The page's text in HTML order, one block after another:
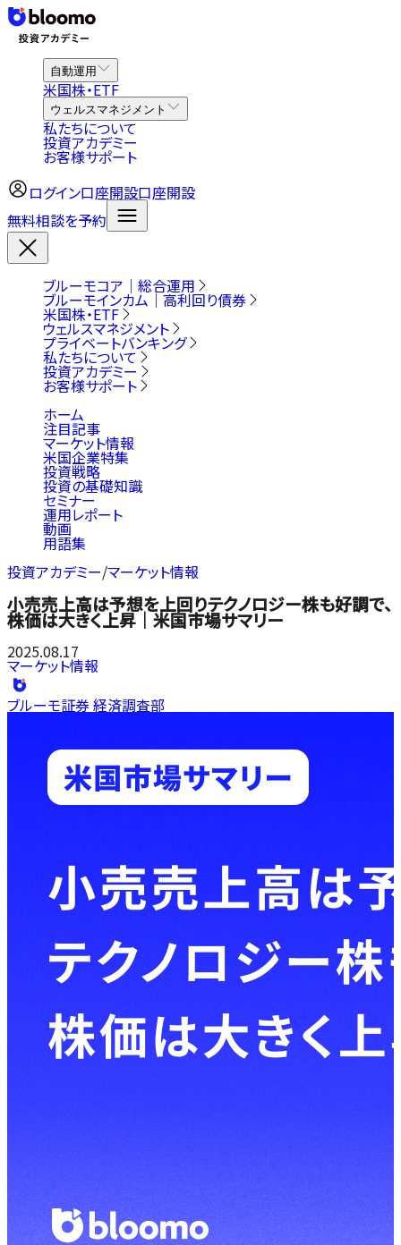
自動運用
米国株・ETF
ウェルスマネジメント
私たちについて
投資アカデミー
お客様サポート
ログイン口座開設口座開設
無料相談を予約
ブルーモコア｜総合運用
ブルーモインカム｜高利回り債券
米国株・ETF
ウェルスマネジメント
プライベートバンキング
私たちについて
投資アカデミー
お客様サポート
ホーム
注目記事
マーケット情報
米国企業特集
投資戦略
投資の基礎知識
セミナー
運用レポート
動画
用語集
投資アカデミー/マーケット情報
小売売上高は予想を上回りテクノロジー株も好調で、
株価は大きく上昇｜米国市場サマリー
2025.08.17
マーケット情報
ブルーモ証券 経済調査部